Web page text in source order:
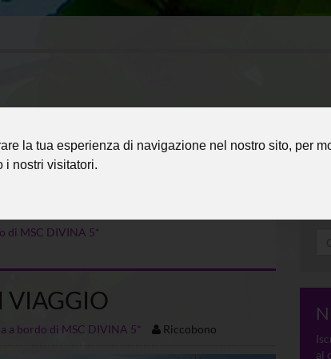
la tua esperienza di navigazione nel nostro sito, per
i nostri visitatori.
di MSC DIVINA 5*
VIAGGIO
a bordo di MSC DIVINA 5* Riccobono
al